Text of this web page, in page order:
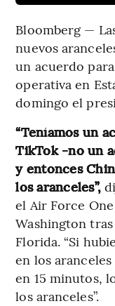
Bloomberg —
nuevos
un acuerdo
operativa en
domingo el
“Teníamos un
TikTok -no un
y entonces
los aranceles”,
el Air Force
Washington
Florida. “Si
en los
en 15 minutos,
los aranceles”.